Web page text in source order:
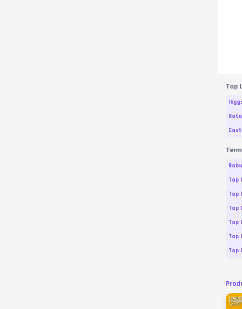
Top
Top
Top
Top
Top
Top
Top